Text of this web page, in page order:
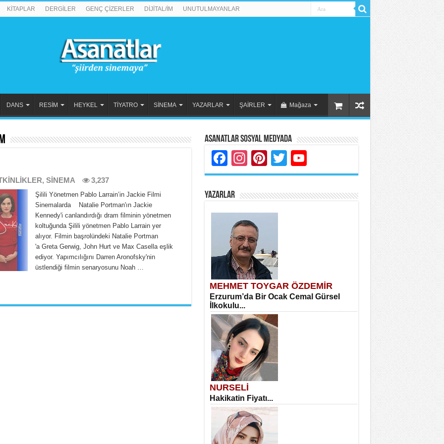
KİTAPLAR DERGİLER GENÇ ÇİZERLER DİJİTAL/İM UNUTULMAYANLAR
DANS RESİM HEYKEL TİYATRO SİNEMA YAZARLAR ŞAİRLER Mağaza
, SİNEMA 3,237
Şilili Yönetmen Pablo Larrain’in Jackie Filmi
Sinemalarda Natalie Portman'ın Jackie
Kennedy'i canlandırdığı dram filminin yönetmen
koltuğunda Şilili yönetmen Pablo Larrain yer
alıyor. Filmin başrolündeki Natalie Portman
'a Greta Gerwig, John Hurt ve Max Casella eşlik
ediyor. Yapımcılığını Darren Aronofsky'nin
üstlendiği filmin senaryosunu Noah …
Asanatlar Sosyal Medyada
Facebook
Instagram
Pinterest
Twitter
YAZARLAR
MEHMET TOYGAR ÖZDEMİR
Erzurum’da Bir Ocak Cemal Gürsel
İlkokulu...
NURSELİ
Hakikatin Fiyatı...